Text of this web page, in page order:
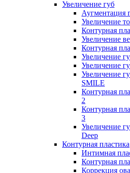
Увеличение губ
Аугментация
Увеличение
Контурная
Увеличение
Контурная
Увеличение
Увеличение
Увеличение
SMILE
Контурная
2
Контурная
3
Увеличение
Deep
Контурная пластика
Интимная
Контурная
Коррекция